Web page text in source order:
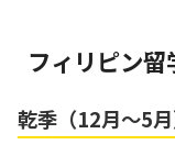
フィリピン
乾季（12月〜5月